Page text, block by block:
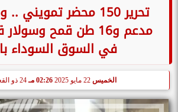
تحرير 150 محضر
مدعم و16 طن قمح
في السوق السوداء
الخميس 22 مايو 2025 02:26 مـ 24 ذو القعدة 1446